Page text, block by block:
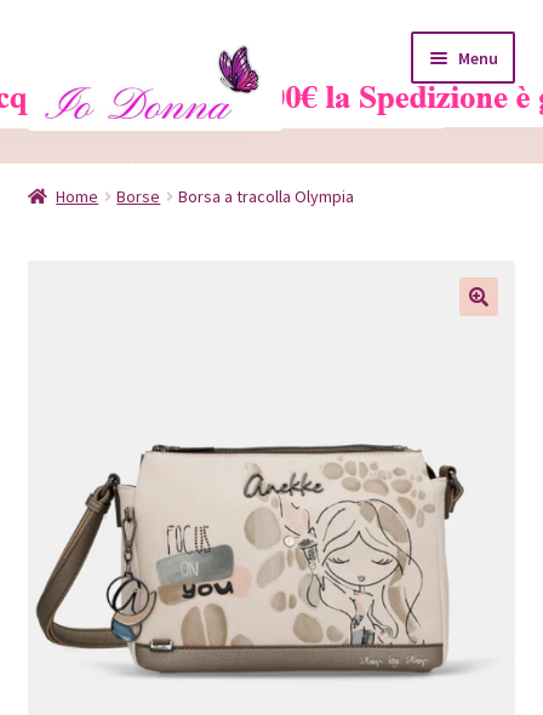
navigazione
contenuto
Menu
Home
Il mio account
Pagamento
Shop
Home Borse Borsa a tracolla Olympia